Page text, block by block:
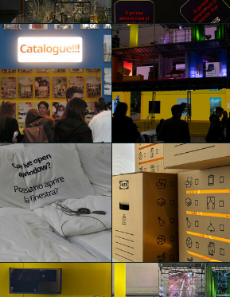
Pisacreta
Ludovica Simoni
1st (First)
Ludovica Simoni
1st (First)
Ludovica Simoni
1st (First)
Lorenzo Scamoni
1st (First)
CARLO
MONTAGNA